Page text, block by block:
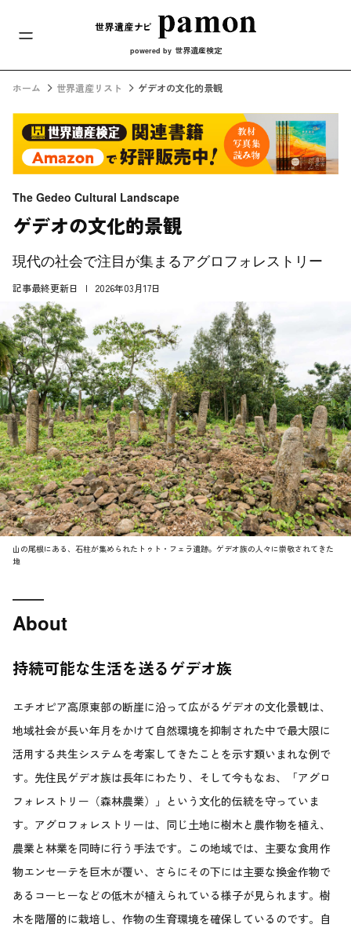
メインナビ
powered by 世界遺産検定
ホーム 世界遺産リスト ゲデオの文化的景観
The Gedeo Cultural Landscape
ゲデオの文化的景観
現代の社会で注目が集まるアグロフォレストリー
記事最終更新日 2026年03月17日
山の尾根にある、石柱が集められたトゥト・フェラ遺跡。ゲデオ族の人々に崇敬されてきた
地
About
持続可能な生活を送るゲデオ族
エチオピア高原東部の断崖に沿って広がるゲデオの文化景観は、
地域社会が長い年月をかけて自然環境を抑制された中で最大限に
活用する共生システムを考案してきたことを示す類いまれな例で
す。先住民ゲデオ族は長年にわたり、そして今もなお、「アグロ
フォレストリー（森林農業）」という文化的伝統を守っていま
す。アグロフォレストリーは、同じ土地に樹木と農作物を植え、
農業と林業を同時に行う手法です。この地域では、主要な食用作
物エンセーテを巨木が覆い、さらにその下には主要な換金作物で
あるコーヒーなどの低木が植えられている様子が見られます。樹
木を階層的に栽培し、作物の生育環境を確保しているのです。自